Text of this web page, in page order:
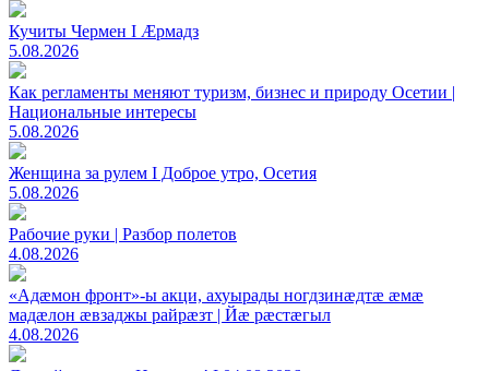
Кучиты Чермен I Æрмадз
5.08.2026
Как регламенты меняют туризм, бизнес и природу Осетии |
Национальные интересы
5.08.2026
Женщина за рулем I Доброе утро, Осетия
5.08.2026
Рабочие руки | Разбор полетов
4.08.2026
«Адæмон фронт»-ы акци, ахуырады ногдзинæдтæ æмæ
мадæлон æвзаджы райрæзт | Йæ рæстæгыл
4.08.2026